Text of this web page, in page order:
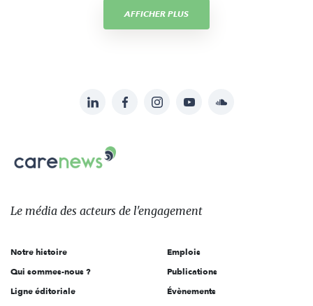
AFFICHER PLUS
sur:
LinkedInFacebookInstagramYouTubeSoundcloud
Le
des
l'engagement
Le média des acteurs de l'engagement
Notre histoire
Qui sommes-nous ?
Ligne éditoriale
Emplois
Publications
Évènements